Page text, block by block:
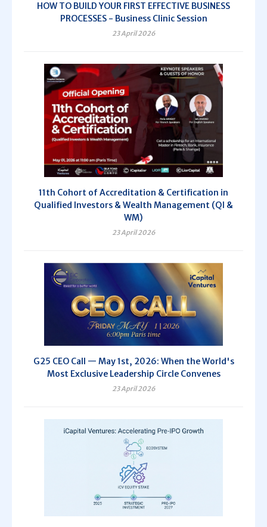
HOW TO BUILD YOUR FIRST EFFECTIVE BUSINESS
PROCESSES - Business Clinic Session
23 April 2026
11th Cohort of Accreditation & Certification in
Qualified Investors & Wealth Management (QI &
WM)
23 April 2026
G25 CEO Call — May 1st, 2026: When the World's
Most Exclusive Leadership Circle Convenes
23 April 2026